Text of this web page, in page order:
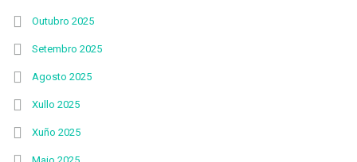
Outubro 2025
Setembro 2025
Agosto 2025
Xullo 2025
Xuño 2025